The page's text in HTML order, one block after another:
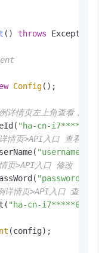
() throws Exception {
Config();
详情页左上角查看，例
"ha-cn-i7*****605"
情页>API入口 查看
"username"
页>API入口 修改
"password"
情页>API入口 查看
"ha-cn-
(config);